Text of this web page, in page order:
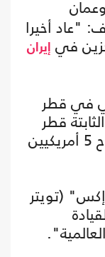
وعمان
"عاد أخيرا
في إيران
في قطر
قطر
لمساعدتنا في تأمين إطلاق سراح 5 أمريكيين
(تويتر